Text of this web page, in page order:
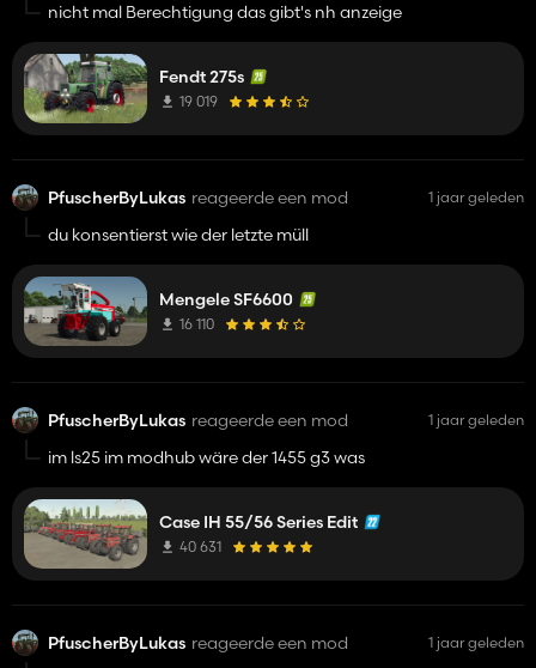
nicht mal Berechtigung das gibt's nh anzeige
Fendt 275s
19 019
PfuscherByLukas reageerde een mod 1 jaar geleden
du konsentierst wie der letzte müll
Mengele SF6600
16 110
PfuscherByLukas reageerde een mod 1 jaar geleden
im ls25 im modhub wäre der 1455 g3 was
Case IH 55/56 Series Edit
40 631
PfuscherByLukas reageerde een mod 1 jaar geleden